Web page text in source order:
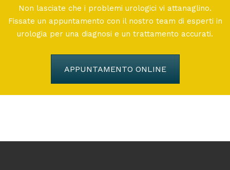
Non lasciate che i problemi urologici vi attanaglino.
Fissate un appuntamento con il nostro team di esperti in
urologia per una diagnosi e un trattamento accurati.
APPUNTAMENTO ONLINE